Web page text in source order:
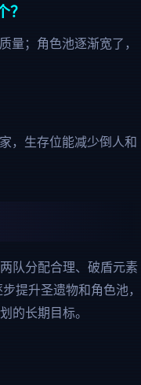
？
量；角色池逐渐宽了，
，生存位能减少倒人和
队分配合理、破盾元素
提升圣遗物和角色池，
的长期目标。